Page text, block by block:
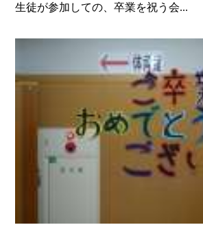
生徒が参加しての、卒業を祝う会...